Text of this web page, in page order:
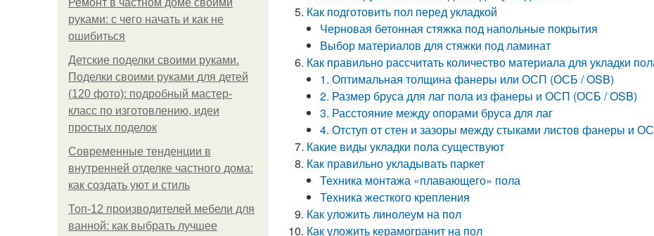
Ремонт в частном доме своими
руками: с чего начать и как не
ошибиться
Детские поделки своими руками.
Поделки своими руками для детей
(120 фото): подробный мастер-
класс по изготовлению, идеи
простых поделок
Современные тенденции в
внутренней отделке частного дома:
как создать уют и стиль
Топ-12 производителей мебели для
ванной: как выбрать лучшее
Как подготовить пол перед укладкой
Черновая бетонная стяжка под напольные покрытия
Выбор материалов для стяжки под ламинат
Как правильно рассчитать количество материала для укладки
1. Оптимальная толщина фанеры или ОСП (ОСБ / OSB)
2. Размер бруса для лаг пола из фанеры и ОСП (ОСБ / OSB)
3. Расстояние между опорами бруса для лаг
4. Отступ от стен и зазоры между стыками листов фанеры и
Какие виды укладки пола существуют
Как правильно укладывать паркет
Техника монтажа «плавающего» пола
Техника жесткого крепления
Как уложить линолеум на пол
Как уложить керамогранит на пол